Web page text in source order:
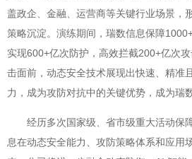
盖政企、金融、运营商等关键行业场景，
策略沉淀。演练期间，瑞数信息保障
实现600+亿次防护，高效拦截200+亿次
击面前，动态安全技术展现出快速、精准
力，成为攻防对抗中的关键优势，成为瑞
经历多次国家级、省市级重大活动保
息在动态安全能力、攻防策略体系和应用